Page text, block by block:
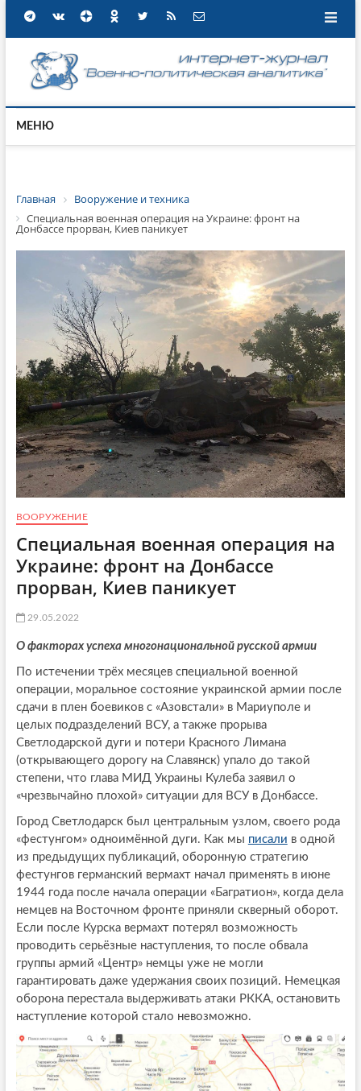
МЕНЮ
Главная
Вооружение и техника
Специальная военная операция на Украине: фронт на
Донбассе прорван, Киев паникует
ВООРУЖЕНИЕ
Специальная военная операция на
Украине: фронт на Донбассе
прорван, Киев паникует
29.05.2022
О факторах успеха многонациональной русской армии
По истечении трёх месяцев специальной военной
операции, моральное состояние украинской армии после
сдачи в плен боевиков с «Азовстали» в Мариуполе и
целых подразделений ВСУ, а также прорыва
Светлодарской дуги и потери Красного Лимана
(открывающего дорогу на Славянск) упало до такой
степени, что глава МИД Украины Кулеба заявил о
«чрезвычайно плохой» ситуации для ВСУ в Донбассе.
Город Светлодарск был центральным узлом, своего рода
«фестунгом» одноимённой дуги. Как мы писали в одной
из предыдущих публикаций, оборонную стратегию
фестунгов германский вермахт начал применять в июне
1944 года после начала операции «Багратион», когда дела
немцев на Восточном фронте приняли скверный оборот.
Если после Курска вермахт потерял возможность
проводить серьёзные наступления, то после обвала
группы армий «Центр» немцы уже не могли
гарантировать даже удержания своих позиций. Немецкая
оборона перестала выдерживать атаки РККА, остановить
наступление которой стало невозможно.